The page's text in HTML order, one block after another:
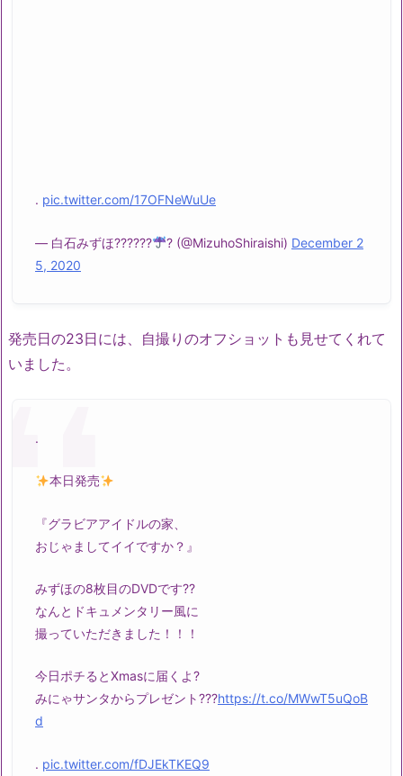
. pic.twitter.com/17OFNeWuUe
— 白石みずほ?????? ? (@MizuhoShiraishi) December 2
5, 2020
発売日の23日には、自撮りのオフショットも見せてくれて
いました。
.
本日発売
『グラビアアイドルの家、
おじゃましてイイですか？』
みずほの8枚目のDVDです??
なんとドキュメンタリー風に
撮っていただきました！！！
今日ポチるとXmasに届くよ?
みにゃサンタからプレゼント???https://t.co/MWwT5uQoB
d
. pic.twitter.com/fDJEkTKEQ9